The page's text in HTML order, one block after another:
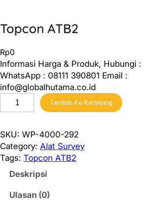
Topcon ATB2
Rp0
Informasi Harga & Produk, Hubungi :
WhatsApp : 08111 390801 Email :
info@globalhutama.co.id
u
n
t
i
Tambah Ke Keranjang
SKU: WP-4000-292
Category: Alat Survey
Tags: Topcon ATB2
Deskripsi
Ulasan (0)